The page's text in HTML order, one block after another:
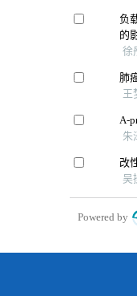
负
的
徐
肺
王
A-
朱
改
吴
Powered by